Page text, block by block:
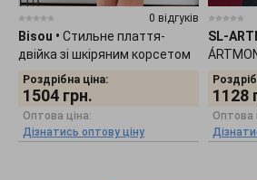
0 відгуків
Bisou • Стильне плаття-
двійка зі шкіряним корсетом
8058
Роздрібна ціна:
1504 грн.
Оптова ціна:
Дізнатись оптову ціну
SL-
1128
Оптова